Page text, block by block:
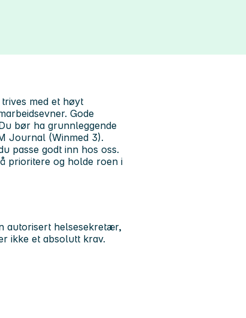
med et høyt
Gode
bør ha grunnleggende
Journal (Winmed 3).
passe godt inn hos oss.
prioritere og holde roen i
autorisert helsesekretær,
ikke et absolutt krav.